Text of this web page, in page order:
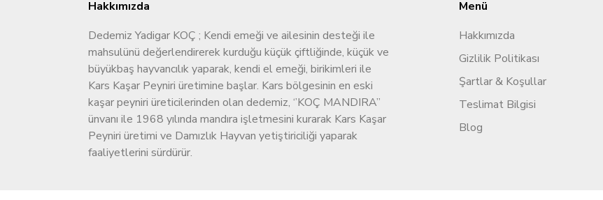
Hakkımızda
Dedemiz Yadigar KOÇ ; Kendi emeği ve ailesinin desteği ile
mahsulünü değerlendirerek kurduğu küçük çiftliğinde, küçük ve
büyükbaş hayvancılık yaparak, kendi el emeği, birikimleri ile
Kars Kaşar Peyniri üretimine başlar. Kars bölgesinin en eski
kaşar peyniri üreticilerinden olan dedemiz, ‘’KOÇ MANDIRA’’
ünvanı ile 1968 yılında mandıra işletmesini kurarak Kars Kaşar
Peyniri üretimi ve Damızlık Hayvan yetiştiriciliği yaparak
faaliyetlerini sürdürür.
Menü
Hakkımızda
Gizlilik Politikası
Şartlar & Koşullar
Teslimat Bilgisi
Blog